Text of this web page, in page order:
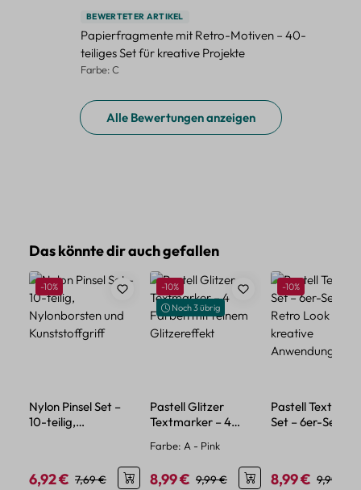
BEWERTETER ARTIKEL
Papierfragmente mit Retro-Motiven – 40-
teiliges Set für kreative Projekte
Farbe: C
Alle Bewertungen anzeigen
Produktgalerie überspringen
Das könnte dir auch gefallen
Rabatt
-10%
Nylon Pinsel Set –
10-teilig,
Verkaufspreis:
6,92 € Regulärer Preis:
7,69 €
Rabatt
-10%
Noch 3 übrig
Pastell Glitzer
Textmarker – 4
Glitzereffekt
Farbe: A - Pink
Verkaufspreis:
8,99 € Regulärer Preis:
9,99 €
Rabatt
-10%
Pastell
Set – 6er-Set im
Verkaufspreis:
8,99 € 9,99 €